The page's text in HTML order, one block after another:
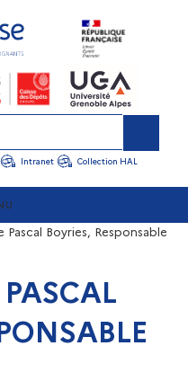
Intranet Collection HAL
Pascal Boyries, Responsable